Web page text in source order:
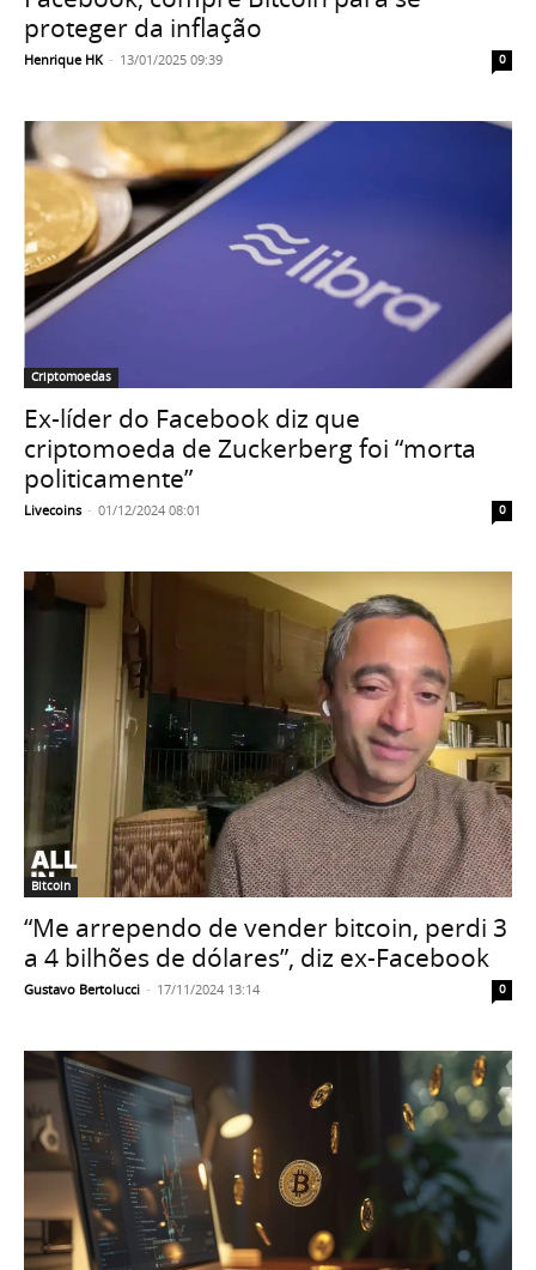
proteger da inflação
Henrique HK - 13/01/2025 09:39 0
Criptomoedas
Ex-líder do Facebook diz que
criptomoeda de Zuckerberg foi “morta
politicamente”
Livecoins - 01/12/2024 08:01 0
Bitcoin
“Me arrependo de vender bitcoin, perdi 3
a 4 bilhões de dólares”, diz ex-Facebook
Gustavo Bertolucci - 17/11/2024 13:14 0